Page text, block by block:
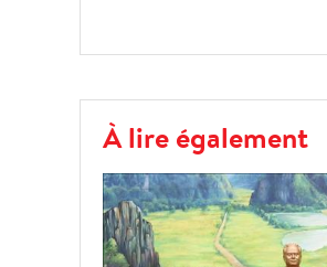
À lire également